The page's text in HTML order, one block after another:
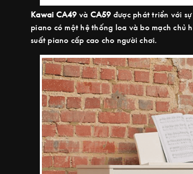
Kawai CA49 và CA59 được phát triển với
piano có một hệ thống loa và bo mạch chủ
suất piano cấp cao cho người chơi.